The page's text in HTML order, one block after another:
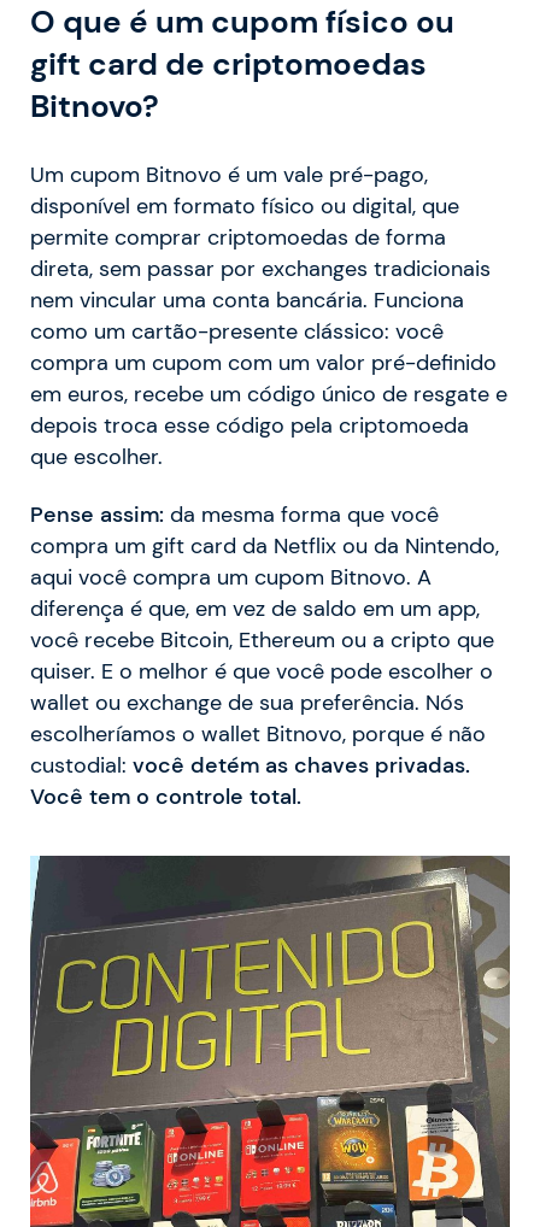
O que é um cupom físico ou
gift card de criptomoedas
Bitnovo?
Um cupom Bitnovo é um vale pré-pago,
disponível em formato físico ou digital, que
permite comprar criptomoedas de forma
direta, sem passar por exchanges tradicionais
nem vincular uma conta bancária. Funciona
como um cartão-presente clássico: você
compra um cupom com um valor pré-definido
em euros, recebe um código único de resgate e
depois troca esse código pela criptomoeda
que escolher.
Pense assim: da mesma forma que você
compra um gift card da Netflix ou da Nintendo,
aqui você compra um cupom Bitnovo. A
diferença é que, em vez de saldo em um app,
você recebe Bitcoin, Ethereum ou a cripto que
quiser. E o melhor é que você pode escolher o
wallet ou exchange de sua preferência. Nós
escolheríamos o wallet Bitnovo, porque é não
custodial: você detém as chaves privadas.
Você tem o controle total.